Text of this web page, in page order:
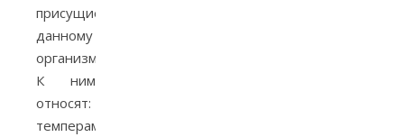
присущие
данному
организму.
К ним
относят:
темперамент​